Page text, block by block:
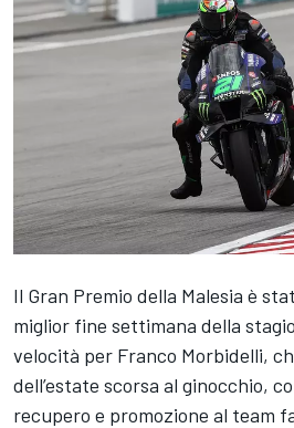
Il Gran Premio della Malesia è
miglior fine settimana della
velocità per Franco Morbidelli,
dell’estate scorsa al ginocchio,
recupero e promozione al team